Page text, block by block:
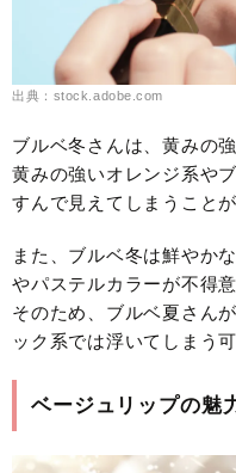
出典：stock.adobe.com
ブルベ冬さんは、黄みの
黄みの強いオレンジ系や
すんで見えてしまうことが
また、ブルベ冬は鮮やか
やパステルカラーが不得意
そのため、ブルベ夏さん
ック系では浮いてしまう
ベージュリップの魅